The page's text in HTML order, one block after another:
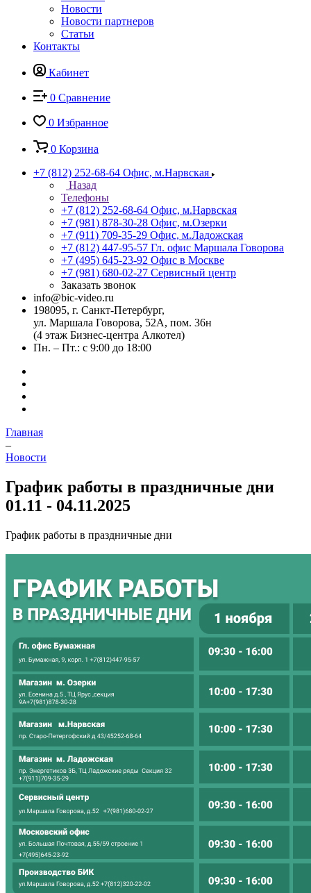
Новости
Новости партнеров
Статьи
Контакты
Кабинет
0 Сравнение
0 Избранное
0 Корзина
+7 (812) 252-68-64 Офис, м.Нарвская
Назад
Телефоны
+7 (812) 252-68-64 Офис, м.Нарвская
+7 (981) 878-30-28 Офис, м.Озерки
+7 (911) 709-35-29 Офис, м.Ладожская
+7 (812) 447-95-57 Гл. офис Маршала Говорова
+7 (495) 645-23-92 Офис в Москве
+7 (981) 680-02-27 Сервисный центр
Заказать звонок
info@bic-video.ru
198095, г. Санкт-Петербург,
ул. Маршала Говорова, 52А, пом. 36н
(4 этаж Бизнес-центра Алкотел)
Пн. – Пт.: с 9:00 до 18:00
Главная
–
Новости
График работы в праздничные дни
01.11 - 04.11.2025
График работы в праздничные дни